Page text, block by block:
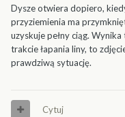
Dysze otwiera dopiero,
przyziemienia ma
uzyskuje pełny ciąg.
trakcie łapania liny, to
prawdziwą sytuację.
Cytuj